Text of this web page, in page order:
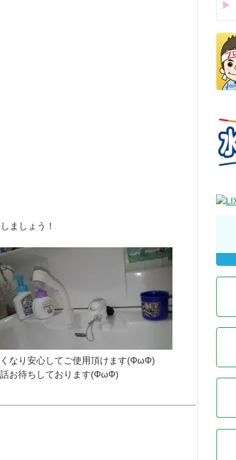
ましょう！
なり安心してご使用頂けます(ΦωΦ)
お待ちしております(ΦωΦ)